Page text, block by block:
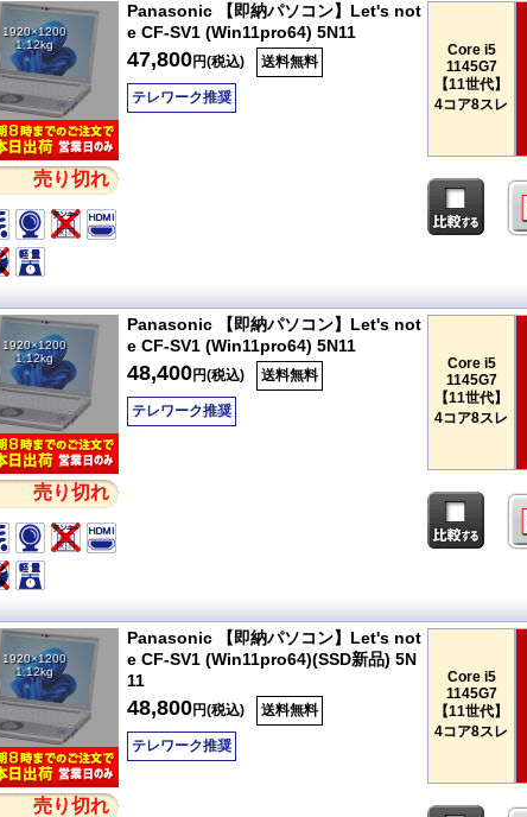
1920×1200
1.12kg
売り切れ
Panasonic 【即納パソコン】Let's not
e CF-SV1 (Win11pro64) 5N11
47,800円(税込) 送料無料
テレワーク推奨
Core i5
1145G7
【11世代】
4コア8スレ
1920×1200
1.12kg
売り切れ
Panasonic 【即納パソコン】Let's not
e CF-SV1 (Win11pro64) 5N11
48,400円(税込) 送料無料
テレワーク推奨
Core i5
1145G7
【11世代】
4コア8スレ
1920×1200
1.12kg
売り切れ
Panasonic 【即納パソコン】Let's not
e CF-SV1 (Win11pro64)(SSD新品) 5N
11
48,800円(税込) 送料無料
テレワーク推奨
Core i5
1145G7
【11世代】
4コア8スレ